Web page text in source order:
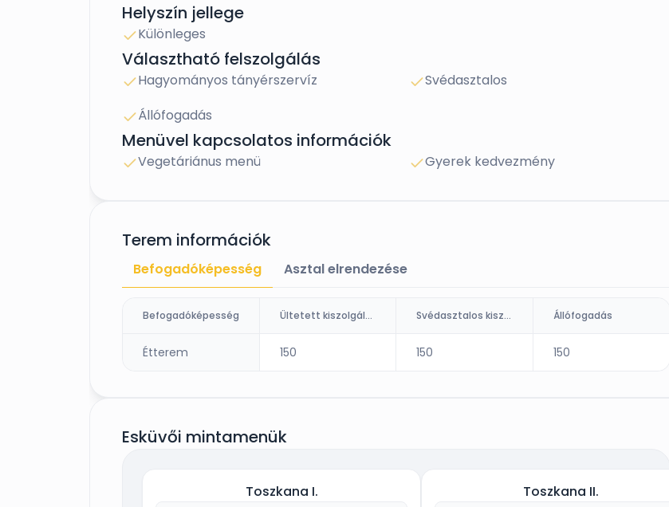
***NÁSZUTAS AJÁNLATUNK***
Helyszín jellege
Különleges
Választható felszolgálás
Hagyományos tányérszervíz
Svédasztalos
Állófogadás
Menüvel kapcsolatos információk
Vegetáriánus menü Gyerek kedvezmény
Terem információk
Befogadóképesség Asztal elrendezése
Befogadóképesség Ültetett kiszolgálás (fő) Svédasztalos kiszolgálás Állófogadás
Étterem 150 150 150
Esküvői mintamenük
Toszkana I. Toszkana II.